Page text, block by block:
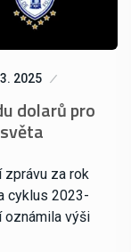
2025
dolarů pro
zprávu za rok
cyklus 2023-
oznámila výši